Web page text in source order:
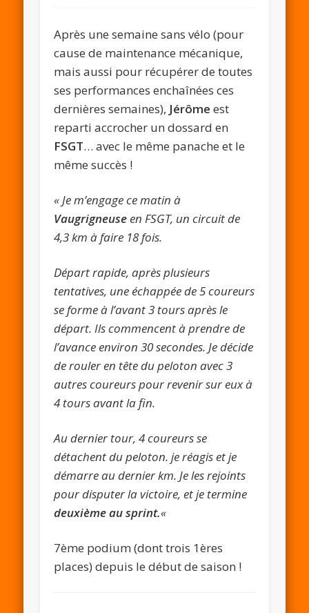
Après une semaine sans vélo (pour
cause de maintenance mécanique,
mais aussi pour récupérer de toutes
ses performances enchaînées ces
dernières semaines), Jérôme est
reparti accrocher un dossard en
FSGT… avec le même panache et le
même succès !
« Je m’engage ce matin à
Vaugrigneuseen FSGT, un circuit de
4,3 km à faire 18 fois.
Départ rapide, après plusieurs
tentatives, une échappée de 5 coureurs
se forme à l’avant 3 tours après le
départ. Ils commencent à prendre de
l’avance environ 30 secondes. Je décide
de rouler en tête du peloton avec 3
autres coureurs pour revenir sur eux à
4 tours avant la fin.
Au dernier tour, 4 coureurs se
détachent du peloton. je réagis et je
démarre au dernier km. Je les rejoints
pour disputer la victoire, et je termine
deuxième au sprint.«
7ème podium (dont trois 1ères
places) depuis le début de saison !